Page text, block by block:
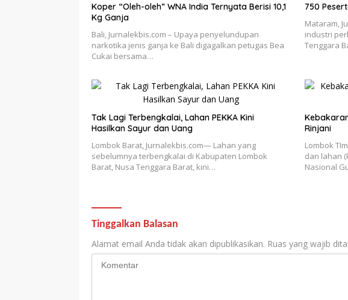
Koper “Oleh-oleh” WNA India Ternyata Berisi 10,1
Kg Ganja
Bali, Jurnalekbis.com – Upaya penyelundupan
narkotika jenis ganja ke Bali digagalkan petugas Bea
Cukai bersama…
750
Mataram,
industri
Tenggara
Tak Lagi Terbengkalai, Lahan PEKKA Kini
Hasilkan Sayur dan Uang
Lombok Barat, Jurnalekbis.com— Lahan yang
sebelumnya terbengkalai di Kabupaten Lombok
Barat, Nusa Tenggara Barat, kini…
Rinjani
Lombok
dan lahan
Nasional
Tinggalkan Balasan
Alamat email Anda tidak akan dipublikasikan. Ruas yang wajib